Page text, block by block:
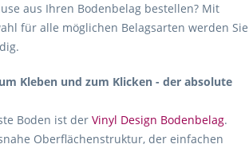
aus Ihren Bodenbelag bestellen? Mit
für alle möglichen Belagsarten werden Sie
Kleben und zum Klicken - der absolute
Boden ist der Vinyl Design Bodenbelag.
Oberflächenstruktur, der einfachen